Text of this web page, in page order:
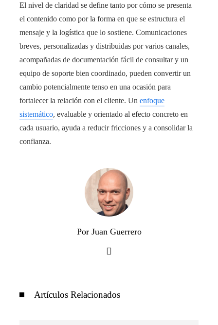
El nivel de claridad se define tanto por cómo se presenta
el contenido como por la forma en que se estructura el
mensaje y la logística que lo sostiene. Comunicaciones
breves, personalizadas y distribuidas por varios canales,
acompañadas de documentación fácil de consultar y un
equipo de soporte bien coordinado, pueden convertir un
cambio potencialmente tenso en una ocasión para
fortalecer la relación con el cliente. Un enfoque
sistemático, evaluable y orientado al efecto concreto en
cada usuario, ayuda a reducir fricciones y a consolidar la
confianza.
Por Juan Guerrero
Artículos Relacionados